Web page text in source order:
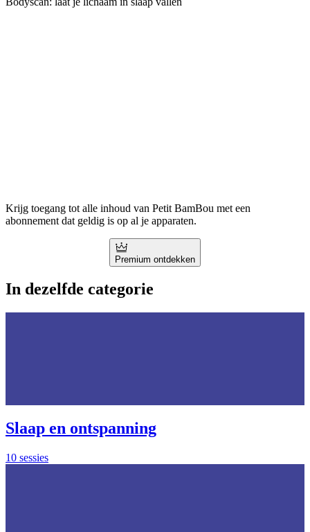
Krijg toegang tot alle inhoud van Petit BamBou met een
abonnement dat geldig is op al je apparaten.
Premium ontdekken
In dezelfde categorie
Slaap en ontspanning
10 sessies